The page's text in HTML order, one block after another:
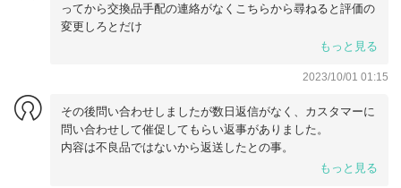
ってから交換品手配の連絡がなくこちらから尋ねると評価の
変更しろとだけ
その後交換品手配をして頂きましたが、実際は送っていなく
不安に思いながら交換品を受け取ると私が送った不良品が糸
を切っただけで返されました。
もっと見る
2023/10/01 01:15
その後問い合わせしましたが数日返信がなく、カスタマーに
問い合わせして催促してもらい返事がありました。
内容は不良品ではないから返送したとの事。
初めから画像をみて対応すると連絡が来たにも関わらず納得
もっと見る